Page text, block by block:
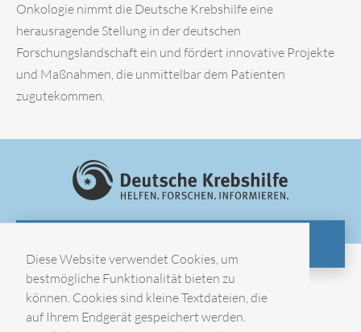
Diese Website verwendet Cookies, um
bestmögliche Funktionalität bieten zu
können. Cookies sind kleine Textdateien, die
auf Ihrem Endgerät gespeichert werden.
Onkologie nimmt die Deutsche Krebshilfe eine
herausragende Stellung in der deutschen
Forschungslandschaft ein und fördert innovative Projekte
und Maßnahmen, die unmittelbar dem Patienten
zugutekommen.
Impressum